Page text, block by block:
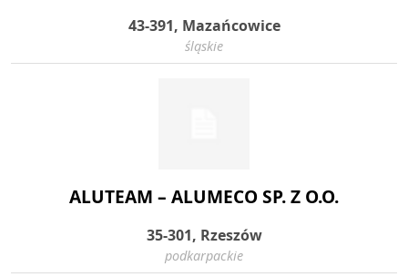
43-391, Mazańcowice
śląskie
ALUTEAM – ALUMECO SP. Z O.O.
35-301, Rzeszów
podkarpackie